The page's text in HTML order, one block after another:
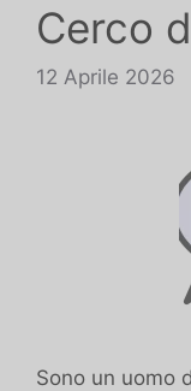
Cerco
12 Aprile 2026
Sono un uomo